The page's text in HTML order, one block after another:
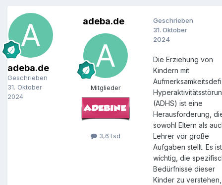
adeba.de
Geschrieben
31. Oktober
2024
adeba.de
Mitglieder
3,6Tsd
Geschrieben
31. Oktober
2024
Die Erziehung von
Kindern mit
(ADHS) ist eine
Herausforderung,
sowohl Eltern als
Lehrer vor große
Aufgaben stellt. Es ist
wichtig, die
Bedürfnisse dieser
Kinder zu